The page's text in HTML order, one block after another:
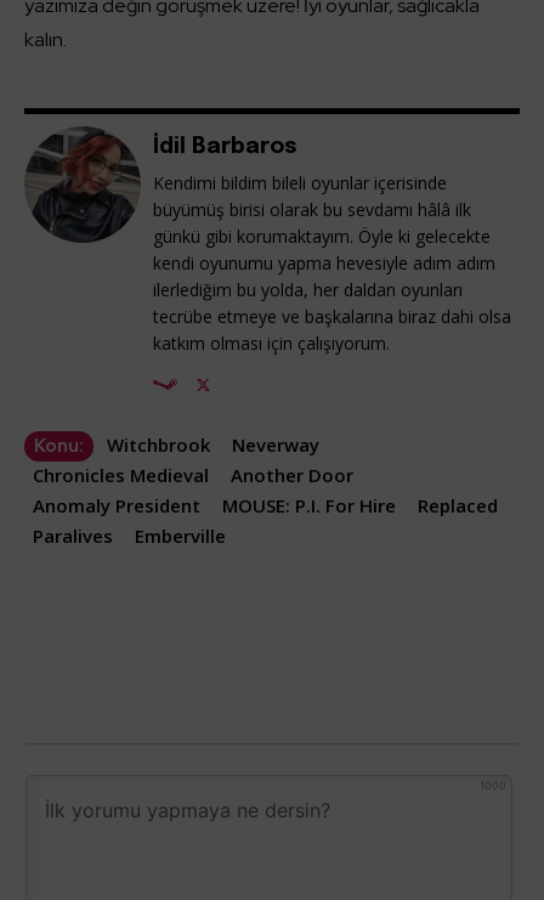
yazımıza değin görüşmek üzere! İyi oyunlar, sağlıcakla
kalın.
İdil Barbaros
Kendimi bildim bileli oyunlar içerisinde
büyümüş birisi olarak bu sevdamı hâlâ ilk
günkü gibi korumaktayım. Öyle ki gelecekte
kendi oyunumu yapma hevesiyle adım adım
ilerlediğim bu yolda, her daldan oyunları
tecrübe etmeye ve başkalarına biraz dahi olsa
katkım olması için çalışıyorum.
Konu: Witchbrook
Neverway
Chronicles Medieval
Another Door
Anomaly President
MOUSE: P.I. For Hire
Replaced
Paralives
Emberville
1000